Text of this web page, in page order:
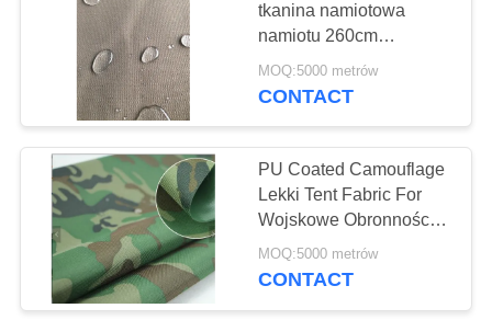
PE Tarpaulin Sheet
tkanina namiotowa
namiotu 260cm
szerokości dla
materiałów odzieżowych
MOQ:5000 metrów
CONTACT
PU Coated Camouflage
Lekki Tent Fabric For
Wojskowe Obronności I
Lotnictwa
MOQ:5000 metrów
CONTACT